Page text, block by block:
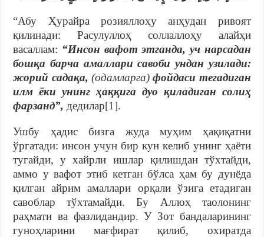
“Абу Ҳурайра розияллоҳу анҳудан ривоят
қилинади: Расулуллоҳ соллаллоҳу алайҳи
васаллам: “Инсон вафот этганда, уч нарсадан
бошқа барча амаллари савоби ундан узилади:
жорий садақа, (одамларга)фойдаси тегадиган
илм ёкиунинг ҳаққига дуо қиладиган солиҳ
фарзанд”, дедилар[1].
Ушбу ҳадис бизга жуда муҳим ҳақиқатни
ўргатади: инсон учун бир кун келиб унинг ҳаёти
тугайди, у хайрли ишлар қилишдан тўхтайди,
аммо у вафот этиб кетган бўлса ҳам бу дунёда
қилган айрим амаллари орқали ўзига етадиган
савоблар тўхтамайди. Бу Аллоҳ таолонинг
раҳмати ва фазлидандир. У Зот бандаларининг
гуноҳларини мағфират қилиб, охиратда